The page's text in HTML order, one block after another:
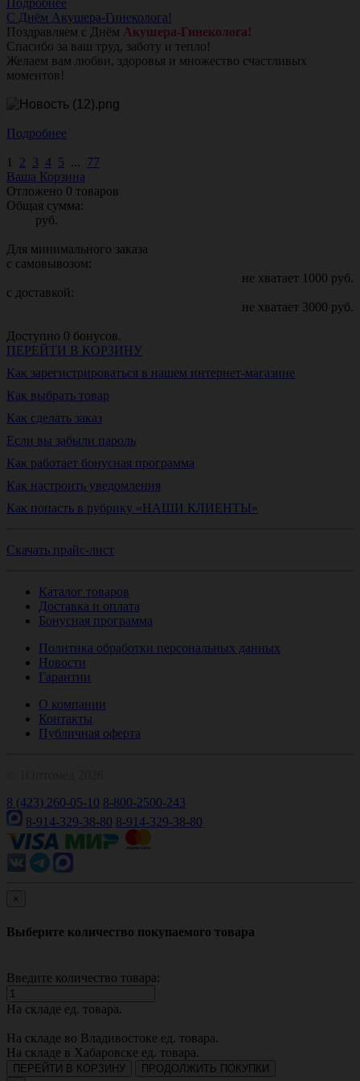
Подробнее
С Днём Акушера-Гинеколога!
Поздравляем с Днём Акушера-Гинеколога!
Спасибо за ваш труд, заботу и тепло!
Желаем вам любви, здоровья и множество счастливых
моментов!
Подробнее
1 2 3 4 5 ... 77
Ваша Корзина
Отложено 0 товаров
Общая сумма:
руб.
Для минимального заказа
с самовывозом:
не хватает 1000 руб.
с доставкой:
не хватает 3000 руб.
Доступно 0 бонусов.
ПЕРЕЙТИ В КОРЗИНУ
Как зарегистрироваться в нашем интернет-магазине
Как выбрать товар
Как сделать заказ
Если вы забыли пароль
Как работает бонусная программа
Как настроить уведомления
Как попасть в рубрику «НАШИ КЛИЕНТЫ»
Скачать прайс-лист
Каталог товаров
Доставка и оплата
Бонусная программа
Политика обработки персональных данных
Новости
Гарантии
О компании
Контакты
Публичная оферта
8 (423) 260-05-10 8-800-2500-243
8-914-329-38-80 8-914-329-38-80
×
Выберите количество покупаемого товара
Введите количество товара:
На складе ед. товара.
На складе во Владивостоке ед. товара.
На складе в Хабаровске ед. товара.
ПЕРЕЙТИ В КОРЗИНУ
ПРОДОЛЖИТЬ ПОКУПКИ